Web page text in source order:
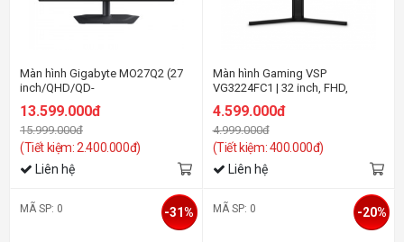
Màn hình Gigabyte MO27Q2 (27
inch/QHD/QD-
13.599.000đ
15.999.000đ
(Tiết kiệm: 2.400.000đ)
Liên hệ
Màn hình Gaming VSP
VG3224FC1 | 32 inch, FHD,
4.599.000đ
4.999.000đ
(Tiết kiệm: 400.000đ)
Liên hệ
MÃ SP: 0 -31% MÃ SP: 0 -20%